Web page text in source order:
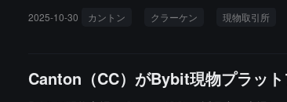
2025-10-30 カントン クラーケン 現物取引所
Canton（CC）がBybit現物プラッ